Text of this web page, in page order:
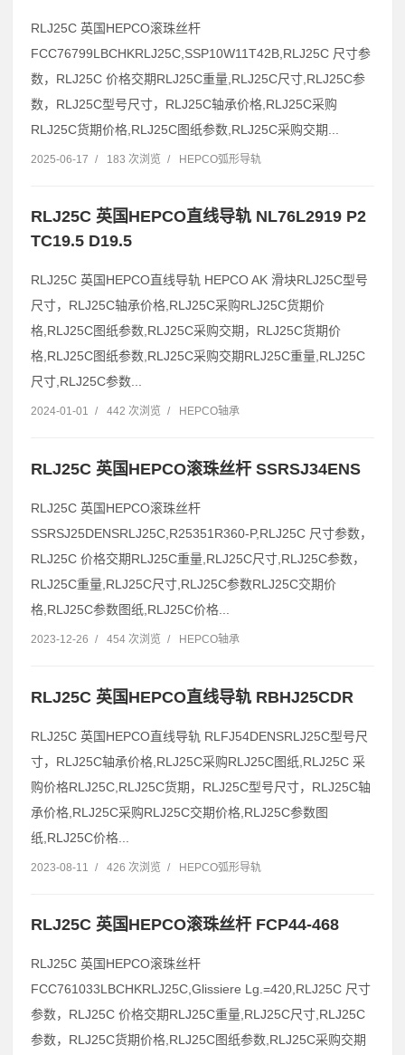
RLJ25C 英国HEPCO滚珠丝杆
FCC76799LBCHKRLJ25C,SSP10W11T42B,RLJ25C 尺寸参
数，RLJ25C 价格交期RLJ25C重量,RLJ25C尺寸,RLJ25C参
数，RLJ25C型号尺寸，RLJ25C轴承价格,RLJ25C采购
RLJ25C货期价格,RLJ25C图纸参数,RLJ25C采购交期...
2025-06-17 / 183 次浏览 / HEPCO弧形导轨
RLJ25C 英国HEPCO直线导轨 NL76L2919 P2
TC19.5 D19.5
RLJ25C 英国HEPCO直线导轨 HEPCO AK 滑块RLJ25C型号
尺寸，RLJ25C轴承价格,RLJ25C采购RLJ25C货期价
格,RLJ25C图纸参数,RLJ25C采购交期，RLJ25C货期价
格,RLJ25C图纸参数,RLJ25C采购交期RLJ25C重量,RLJ25C
尺寸,RLJ25C参数...
2024-01-01 / 442 次浏览 / HEPCO轴承
RLJ25C 英国HEPCO滚珠丝杆 SSRSJ34ENS
RLJ25C 英国HEPCO滚珠丝杆
SSRSJ25DENSRLJ25C,R25351R360-P,RLJ25C 尺寸参数，
RLJ25C 价格交期RLJ25C重量,RLJ25C尺寸,RLJ25C参数，
RLJ25C重量,RLJ25C尺寸,RLJ25C参数RLJ25C交期价
格,RLJ25C参数图纸,RLJ25C价格...
2023-12-26 / 454 次浏览 / HEPCO轴承
RLJ25C 英国HEPCO直线导轨 RBHJ25CDR
RLJ25C 英国HEPCO直线导轨 RLFJ54DENSRLJ25C型号尺
寸，RLJ25C轴承价格,RLJ25C采购RLJ25C图纸,RLJ25C 采
购价格RLJ25C,RLJ25C货期，RLJ25C型号尺寸，RLJ25C轴
承价格,RLJ25C采购RLJ25C交期价格,RLJ25C参数图
纸,RLJ25C价格...
2023-08-11 / 426 次浏览 / HEPCO弧形导轨
RLJ25C 英国HEPCO滚珠丝杆 FCP44-468
RLJ25C 英国HEPCO滚珠丝杆
FCC761033LBCHKRLJ25C,Glissiere Lg.=420,RLJ25C 尺寸
参数，RLJ25C 价格交期RLJ25C重量,RLJ25C尺寸,RLJ25C
参数，RLJ25C货期价格,RLJ25C图纸参数,RLJ25C采购交期